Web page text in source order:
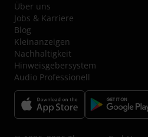
Über uns
Jobs & Karriere
Blog
Kleinanzeigen
Nachhaltigkeit
Hinweisgebersystem
Audio Professionell